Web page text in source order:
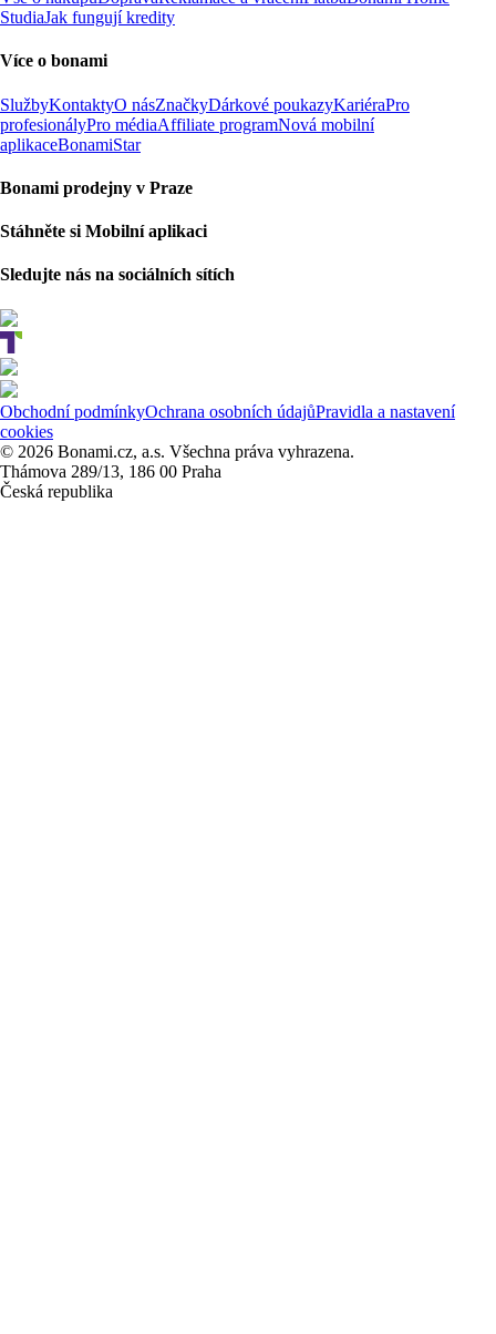
StudiaJak fungují kredity
Více o bonami
SlužbyKontaktyO násZnačkyDárkové poukazyKariéraPro
profesionályPro médiaAffiliate programNová mobilní
aplikaceBonamiStar
Bonami prodejny v Praze
Stáhněte si Mobilní aplikaci
Sledujte nás na sociálních sítích
Obchodní podmínkyOchrana osobních údajůPravidla a nastavení
cookies
© 2026 Bonami.cz, a.s. Všechna práva vyhrazena.
Thámova 289/13, 186 00 Praha
Česká republika